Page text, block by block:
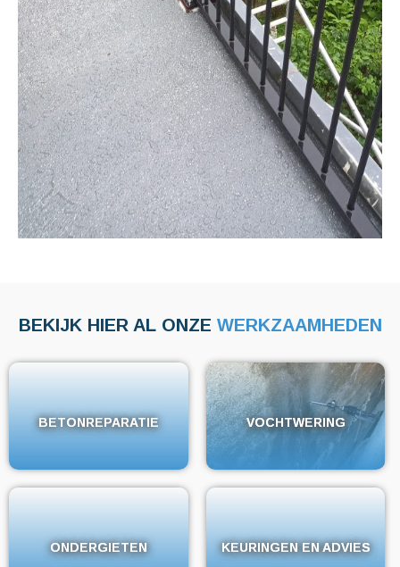
BEKIJK HIER AL ONZE WERKZAAMHEDEN
BETONREPARATIE
BETONREPARATIE VOCHTWERING
VOCHTWERING
ONDERGIETEN
ONDERGIETEN KEURINGEN EN ADVIES
KEURINGEN EN ADVIES